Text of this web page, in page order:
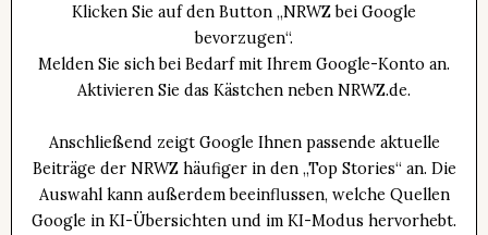
Klicken Sie auf den Button „NRWZ bei Google
bevorzugen“.
Melden Sie sich bei Bedarf mit Ihrem Google-Konto an.
Aktivieren Sie das Kästchen neben NRWZ.de.
Anschließend zeigt Google Ihnen passende aktuelle
Beiträge der NRWZ häufiger in den „Top Stories“ an. Die
Auswahl kann außerdem beeinflussen, welche Quellen
Google in KI-Übersichten und im KI-Modus hervorhebt.